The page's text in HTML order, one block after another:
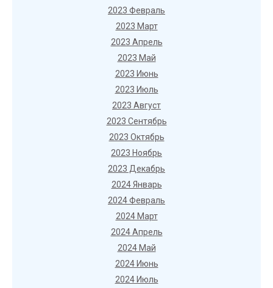
2023 Февраль
2023 Март
2023 Апрель
2023 Май
2023 Июнь
2023 Июль
2023 Август
2023 Сентябрь
2023 Октябрь
2023 Ноябрь
2023 Декабрь
2024 Январь
2024 Февраль
2024 Март
2024 Апрель
2024 Май
2024 Июнь
2024 Июль